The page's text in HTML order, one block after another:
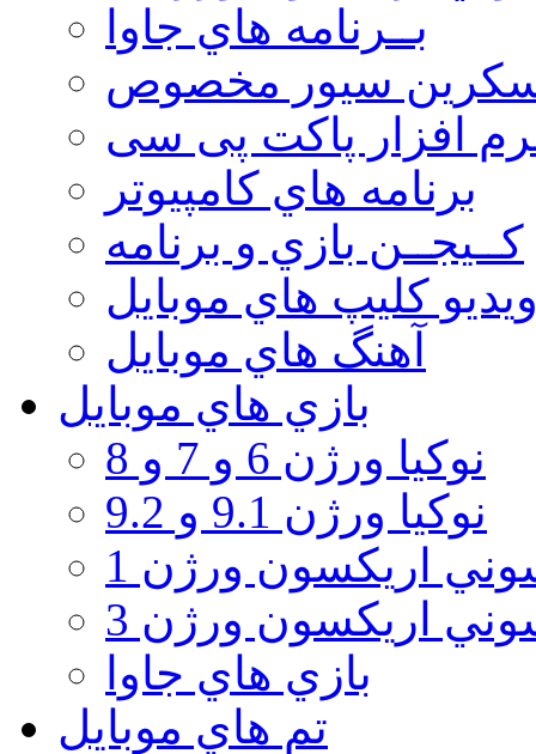
بــرنامه هاي جاوا
سيور مخصوص
افزار پاکت پی سی
برنامه هاي كامپيوتر
كــيجــن بازي و برنامه
كليپ هاي موبايل
آهنگ هاي موبايل
بازي هاي موبايل
نوكيا ورژن 6 و 7 و 8
نوكيا ورژن 9.1 و 9.2
اريكسون ورژن 1
اريكسون ورژن 3
بازي هاي جاوا
تم هاي موبايل